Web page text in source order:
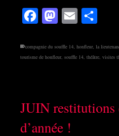
Facebook
Mastodon
Email
compagnie du souffle 14, honfleur, la
tourisme de honfleur, souffle 14, théâtre, visites
JUIN restitutions
d’année !